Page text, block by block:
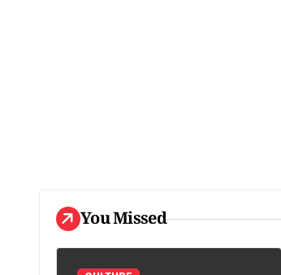
You Missed